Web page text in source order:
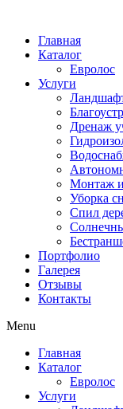
Главная
Каталог
Евролос
Услуги
Дренаж
Монтаж
Уборка
Спил
Портфолио
Галерея
Отзывы
Контакты
Menu
Главная
Каталог
Евролос
Услуги